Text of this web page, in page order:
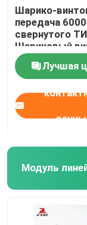
Шарико-
передача
свернутого
Шариковый
шариковой
Лучшая
Модуль